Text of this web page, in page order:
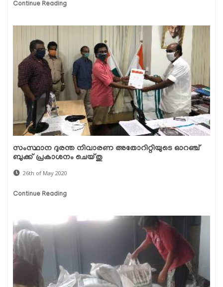
Continue Reading
സംസ്ഥാന ദുരന്ത നിവാരണ അതോറിറ്റിയുടെ ഓറഞ്ച്
ബുക്ക് പ്രകാശനം ചെയ്തു
26th of May 2020
Continue Reading